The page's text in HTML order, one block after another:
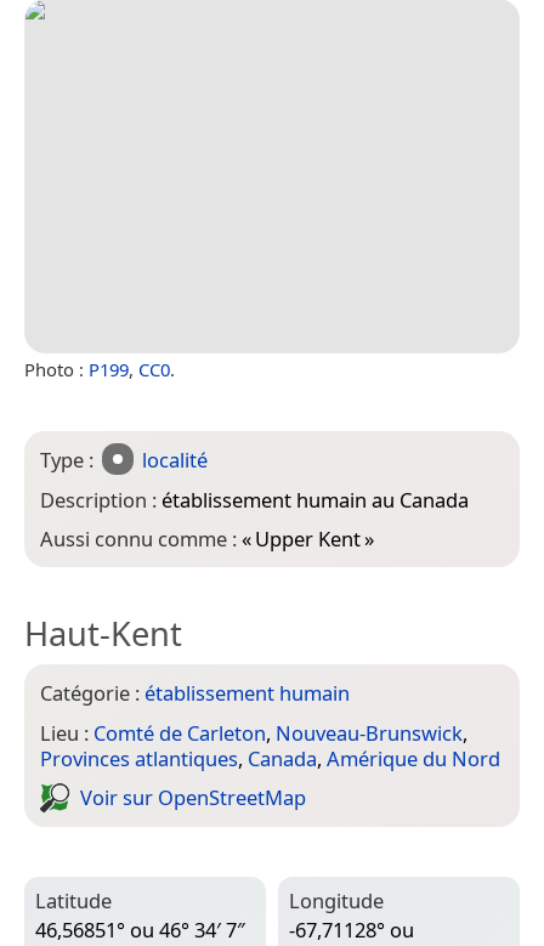
Photo : P199, CC0.
Type :
localité
Description : établissement humain au Canada
Aussi connu comme :«Upper Kent»
Haut-Kent
Catégorie : établissement humain
Lieu : Comté de Carleton, Nouveau-Brunswick,
Provinces atlantiques, Canada, Amérique du Nord
Voir sur Open­Street­Map
Latitude
46,56851° ou 46° 34′ 7″
Longitude
-67,71128° ou